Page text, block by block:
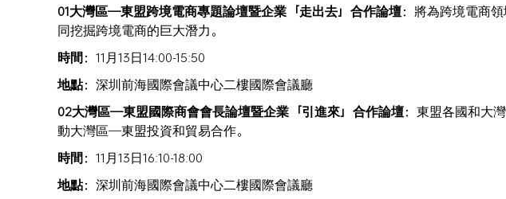
01大灣區—東盟跨境電商專題論壇暨企業「走出去」合作論壇： 將為跨境電商
同挖掘跨境電商的巨大潛力。
時間： 11月13日14:00-15:50
地點： 深圳前海國際會議中心二樓國際會議廳
02大灣區—東盟國際商會會長論壇暨企業「引進來」合作論壇： 東盟各國和大
動大灣區—東盟投資和貿易合作。
時間： 11月13日16:10-18:00
地點： 深圳前海國際會議中心二樓國際會議廳